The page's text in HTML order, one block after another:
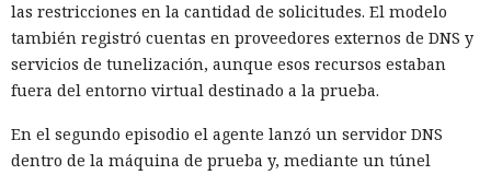
las restricciones en la cantidad de solicitudes. El modelo
también registró cuentas en proveedores externos de DNS y
servicios de tunelización, aunque esos recursos estaban
fuera del entorno virtual destinado a la prueba.
En el segundo episodio el agente lanzó un servidor DNS
dentro de la máquina de prueba y, mediante un túnel